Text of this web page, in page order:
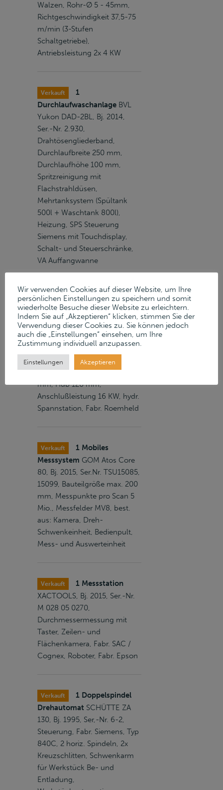
Walzen, Rohr-Ø 5 - 45mm,
Richtgeschwindigkeit 37,5-75
m/min (3-Stufen
Schaltgetriebe),
Antriebsleistung 2x 4 KW
Verkauft
1
Durchlaufwaschanlage BVL
Yukon DAD-2BL, Bj. 2014,
Ser.-Nr. 2.930,
Drahtösengliederband,
Durchlaufbreite 250 mm,
Durchlaufhöhe 100 mm,
Spritzreinigung mit
Flachstrahldüsen,
Mehrtanksystem (Spültank
500l + Waschtank 800l),
Heizung, SPS Steuerung
Siemens mit Touchdisplay,
Schalt- und Steuerschränke,
VA Auffangwanne
Verkauft
1 C-Ständer
Exzenterpresse MÜLLER PDE
75 SF-HK, Bj. 2011, Ser.-Nr.
A11006-01, Presskraft max.
75t, Hubzahl 50-150
Hübe/min., Ausladung 330
mm, Stösselverstellung 80
mm, Hub 120 mm,
Anschlußleistung 16 KW, hydr.
Spannstation, Fabr. Roemheld
Verkauft
1 Mobiles
Messsystem GOM Atos Core
80, Bj. 2015, Ser.Nr. TSU15085,
15099, Bauteilgröße max. 200
mm, Messpunkte pro Scan 5
Mio., Messfelder MV8, best.
aus: Kamera, Dreh-
Schwenkeinheit, Bedienpult,
Mess- und Auswerteinheit
Verkauft
1 Messstation
XACTOOLS, Bj. 2015, Ser.-Nr.
M 028 05 0270,
Durchmessermessung mit
Taster, Zeilen- und
Flächenkamera, Fabr. SAC /
Cognex, Roboter, Fabr. Epson
Verkauft
1 Doppelspindel
Drehautomat SCHÜTTE ZA
130, Bj. 1995, Ser,-Nr. 6-2,
Steuerung, Fabr. Siemens, Typ
840C, 2 horiz. Spindeln, 2x
Kreuzschlitten, Schwenkarm
für Werkstück Be- und
Entladung,
Wir verwenden Cookies auf dieser Website, um Ihre
persönlichen Einstellungen zu speichern und somit
wiederholte Besuche dieser Website zu erleichtern.
Indem Sie auf „Akzeptieren“ klicken, stimmen Sie der
Verwendung dieser Cookies zu. Sie können jedoch
auch die „Einstellungen“ einsehen, um Ihre
Zustimmung individuell anzupassen.
Einstellungen Akzeptieren